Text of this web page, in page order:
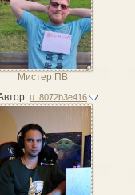
Мистер ПВ
u_8072b3e416